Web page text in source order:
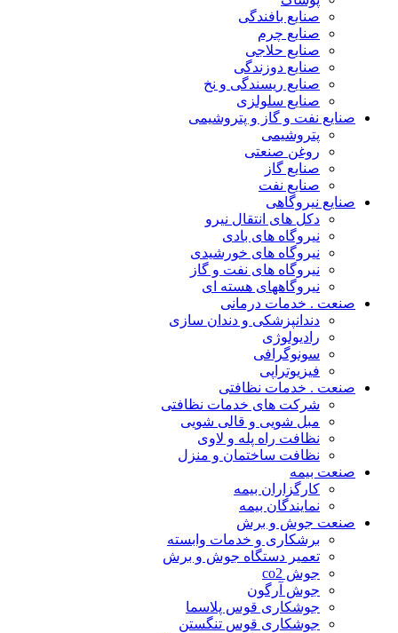
صنایع بافندگی
صنایع چرم
صنایع حلاجی
صنایع دوزندگی
صنایع ریسندگی و نخ
صنایع سلولزی
صنایع نفت و گاز و پتروشیمی
پتروشیمی
روغن صنعتی
صنایع گاز
صنایع نفت
صنایع نیروگاهی
دکل های انتقال نیرو
نیروگاه های بادی
نیروگاه های خورشیدی
نیروگاه های نفت و گاز
نیروگاههای هسته ای
صنعت . خدمات درمانی
دندانپزشکی و دندان سازی
رادیولوژی
سونوگرافی
فیزیوتراپی
صنعت . خدمات نظافتی
شرکت های خدمات نظافتی
مبل شویی و قالی شویی
نظافت راه پله و لاوی
نظافت ساختمان و منزل
صنعت بیمه
کارگزاران بیمه
نمایندگان بیمه
صنعت جوش و برش
برشکاری و خدمات وابسته
تعمیر دستگاه جوش و برش
جوش co2
جوش آرگون
جوشکاری قوس پلاسما
جوشکاری قوس تنگستن